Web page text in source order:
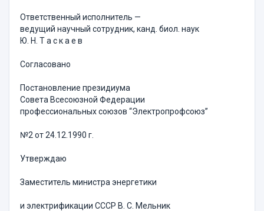
Ответственный исполнитель —
ведущий научный сотрудник, канд. биол. наук
Ю. Н. Т а с к а е в
Согласовано
Постановление президиума
Совета Всесоюзной Федерации
профессиональных союзов “Электропрофсоюз”
№2 от 24.12.1990 г.
Утверждаю
Заместитель министра энергетики
и электрификации СССР В. С. Мельник